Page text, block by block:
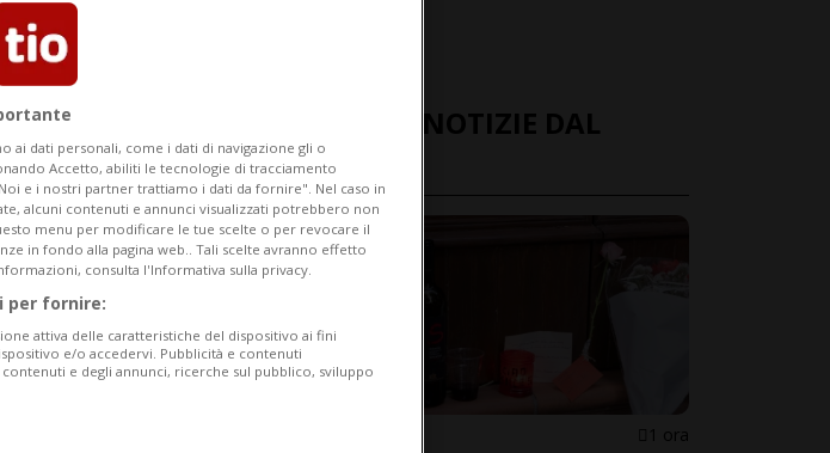
ULTIME NOTIZIE DAL
MONDO
1 ora
ai dati personali, come i dati di navigazione gli o
Accetto, abiliti le tecnologie di tracciamento
e i nostri partner trattiamo i dati da fornire". Nel caso in
alcuni contenuti e annunci visualizzati potrebbero non
menu per modificare le tue scelte o per revocare il
in fondo alla pagina web.. Tali scelte avranno effetto
consulta l'Informativa sulla privacy.
per fornire:
attiva delle caratteristiche del dispositivo ai fini
e/o accedervi. Pubblicità e contenuti
e degli annunci, ricerche sul pubblico, sviluppo